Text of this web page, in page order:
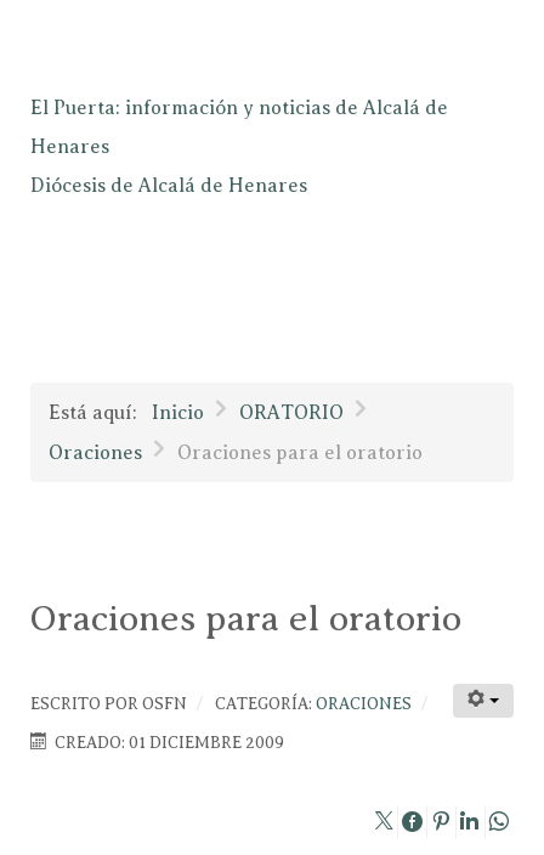
El Puerta: información y noticias de Alcalá de
Henares
Diócesis de Alcalá de Henares
Está aquí: Inicio
ORATORIO
Oraciones
Oraciones para el oratorio
Oraciones para el oratorio
ESCRITO POR OSFN CATEGORÍA: ORACIONES
CREADO: 01 DICIEMBRE 2009